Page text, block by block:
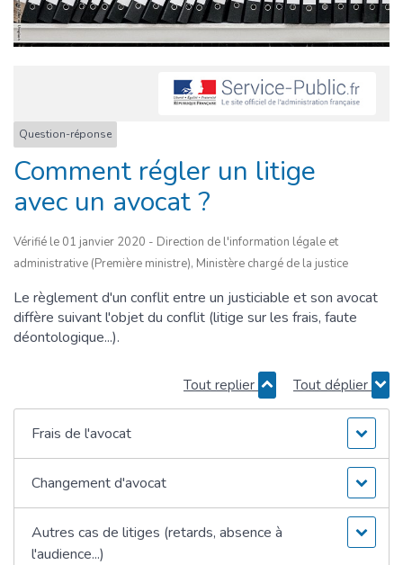
Question-réponse
Comment régler un litige
avec un avocat ?
Vérifié le 01 janvier 2020 - Direction de l'information légale et
administrative (Première ministre), Ministère chargé de la justice
Le règlement d'un conflit entre un justiciable et son avocat
diffère suivant l'objet du conflit (litige sur les frais, faute
déontologique...).
Tout replier Tout déplier
Frais de l'avocat
Changement d'avocat
Autres cas de litiges (retards, absence à
l'audience...)